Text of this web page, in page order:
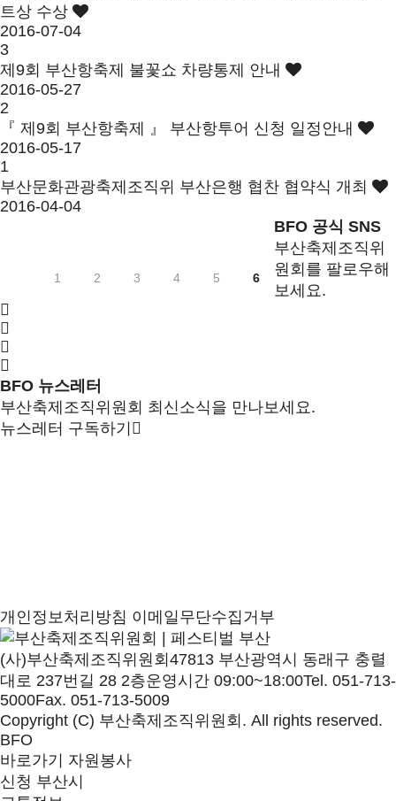
트상 수상
2016-07-04
3
제9회 부산항축제 불꽃쇼 차량통제 안내
2016-05-27
2
『 제9회 부산항축제 』 부산항투어 신청 일정안내
2016-05-17
1
부산문화관광축제조직위 부산은행 협찬 협약식 개최
2016-04-04
1 2 3 4 5 6
BFO 공식 SNS
부산축제조직위
원회를 팔로우해
보세요.
BFO 뉴스레터
부산축제조직위원회 최신소식을 만나보세요.
뉴스레터 구독하기
개인정보처리방침 이메일무단수집거부
(사)부산축제조직위원회 47813 부산광역시 동래구 충렬
대로 237번길 28 2층운영시간 09:00~18:00Tel. 051-713-
5000Fax. 051-713-5009
Copyright (C) 부산축제조직위원회. All rights reserved.
BFO
바로가기
자원봉사
신청 부산시